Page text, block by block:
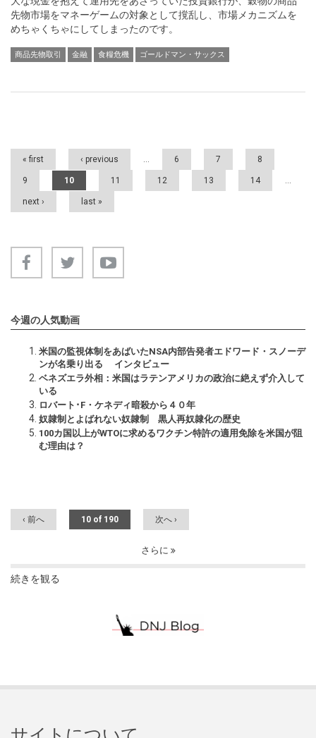
先物市場をマネーゲームの対象として撹乱し、市場メカニズムを
めちゃくちゃにしてしまったのです。
商品先物取引 金融 食糧危機 ゴールドマン・サックス
Pages
« first ‹ previous 6 7 8
9 10 11 12 13 14
next › last »
今週の人気動画
米国の監視体制をあばいたNSA内部告発者エドワード・スノーデ
ンが名乗り出る インタビュー
ベネズエラ外相：米国はラテンアメリカの政治に絶えず介入して
いる
ロバート･F・ケネディ暗殺から４０年
奴隷制とよばれない奴隷制 黒人再奴隷化の歴史
100カ国以上がWTOに求めるワクチン特許の適用免除を米国が阻
む理由は？
‹ 前へ 10 of 190 次へ ›
さらに
続きを観る